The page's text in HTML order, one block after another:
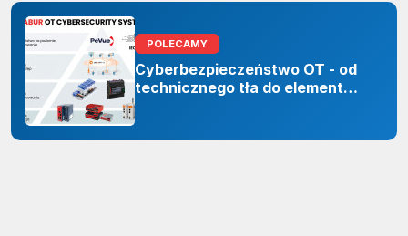
POLECAMY
Cyberbezpieczeństwo OT - od
technicznego tła do elementu